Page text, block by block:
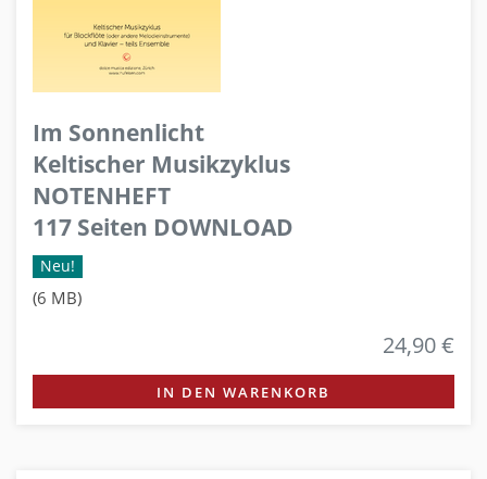
Im Sonnenlicht
Keltischer Musikzyklus
NOTENHEFT
117 Seiten DOWNLOAD
Neu!
(6 MB)
24,90 €
IN DEN WARENKORB